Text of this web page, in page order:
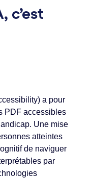
c’est
a pour
PDF accessibles
Une mise
atteintes
de naviguer
par